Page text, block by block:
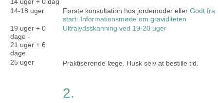
14 uger + 0 dag
14-18 uger Første konsultation hos jordemoder eller Godt fra
start: Informationsmøde om graviditeten
19 uger + 0
dage -
21 uger + 6
dage
Ultralydsskanning ved 19-20 uger
25 uger Praktiserende læge. Husk selv at bestille tid.
2.